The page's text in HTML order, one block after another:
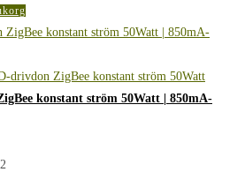
konstant ström 50Watt | 850mA-